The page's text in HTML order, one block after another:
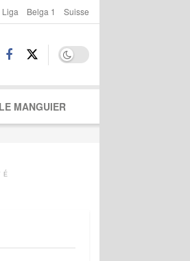
Liga Belga 1 Suisse
MANGUIER